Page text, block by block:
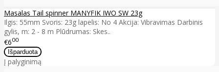
Masalas Tail spinner MANYFIK IWO SW 23g
Ilgis: 55mm Svoris: 23g lapelis: No 4 Akcija: Vibravimas Darbinis
gylis, m: 2 - 8 m Plūdrumas: Skes..
€600
Į palyginimą